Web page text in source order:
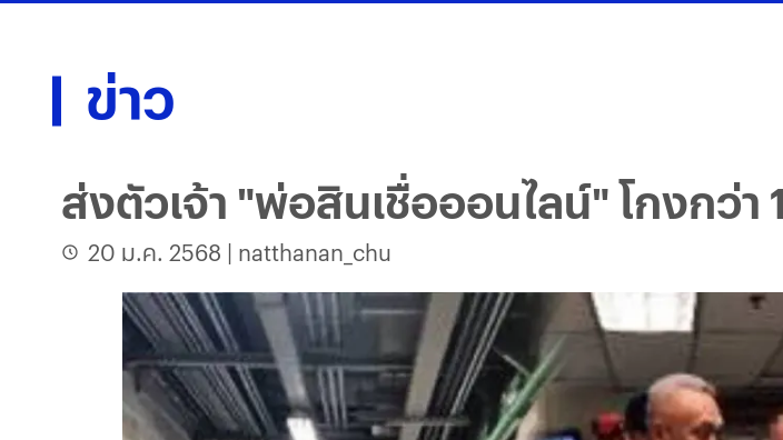
ข่าว
ส่งตัวเจ้า "พ่อสินเชื่อออนไลน์" โกงกว่
20 ม.ค. 2568 | natthanan_chu